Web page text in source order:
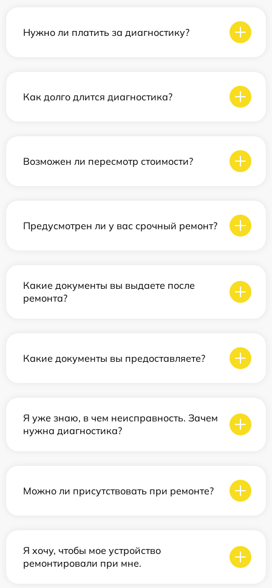
Нужно ли платить за диагностику?
Как долго длится диагностика?
Возможен ли пересмотр стоимости?
Предусмотрен ли у вас срочный ремонт?
Какие документы вы выдаете после
ремонта?
Какие документы вы предоставляете?
Я уже знаю, в чем неисправность. Зачем
нужна диагностика?
Можно ли присутствовать при ремонте?
Я хочу, чтобы мое устройство
ремонтировали при мне.